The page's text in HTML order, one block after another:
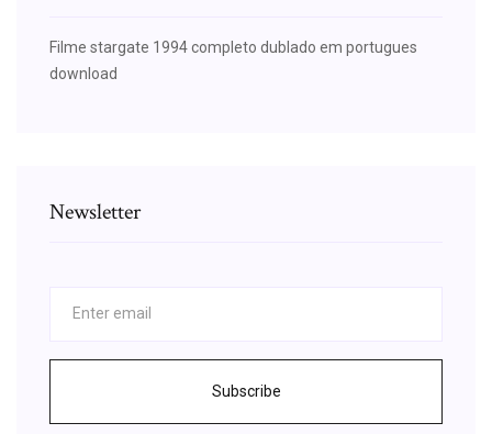
Filme stargate 1994 completo dublado em portugues
download
Newsletter
Subscribe